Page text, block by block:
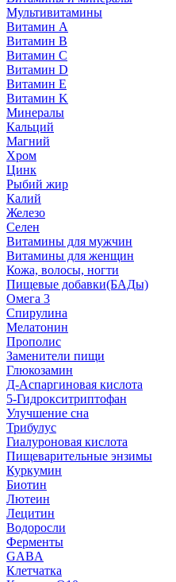
Мультивитамины
Витамин A
Витамин B
Витамин C
Витамин D
Витамин E
Витамин K
Минералы
Кальций
Магний
Хром
Цинк
Рыбий жир
Калий
Железо
Селен
Витамины для мужчин
Витамины для женщин
Кожа, волосы, ногти
Пищевые добавки(БАДы)
Омега 3
Спирулина
Мелатонин
Прополис
Заменители пищи
Глюкозамин
Д-Аспаргиновая кислота
5-Гидрокситриптофан
Улучшение сна
Трибулус
Гиалуроновая кислота
Пищеварительные энзимы
Куркумин
Биотин
Лютеин
Лецитин
Водоросли
Ферменты
GABA
Клетчатка